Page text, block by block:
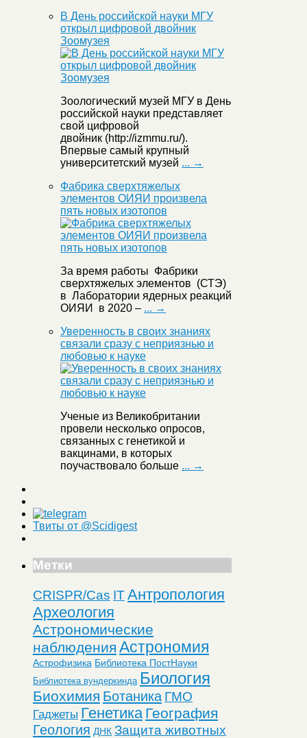
В День российской науки МГУ
открыл цифровой двойник
Зоомузея
Зоологический музей МГУ в День
российской науки представляет
свой цифровой
двойник (http://izmmu.ru/).
Впервые самый крупный
университетский музей ... →
Фабрика сверхтяжелых
элементов ОИЯИ произвела
пять новых изотопов
За время работы Фабрики
сверхтяжелых элементов (СТЭ)
в Лаборатории ядерных реакций
ОИЯИ в 2020 – ... →
Уверенность в своих знаниях
связали сразу с неприязнью и
любовью к науке
Ученые из Великобритании
провели несколько опросов,
связанных с генетикой и
вакцинами, в которых
поучаствовало больше ... →
Твиты от @Scidigest
Метки
CRISPR/Cas ITАнтропология
Археология
Астрономические
наблюдения Астрономия
Астрофизика Библиотека ПостНауки
Библиотека вундеркинда Биология
Биохимия Ботаника ГМО
Гаджеты Генетика География
Геология ДНК Защита животных